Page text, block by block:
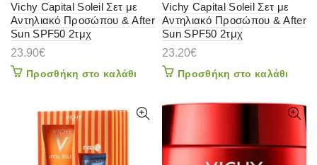
Vichy Capital Soleil Σετ με
Αντηλιακό Προσώπου & After
Sun SPF50 2τμχ
23.90€
Προσθήκη στο καλάθι
Vichy Capital Soleil Σετ με
Αντηλιακό Προσώπου & After
Sun SPF50 2τμχ
23.20€
Προσθήκη στο καλάθι